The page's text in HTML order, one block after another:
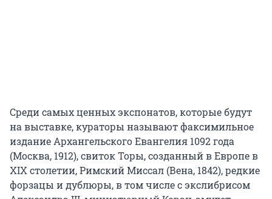
Среди самых ценных экспонатов, которые будут
на выставке, кураторы называют факсимильное
издание Архангельского Евангелия 1092 года
(Москва, 1912), свиток Торы, созданный в Европе в
XIX столетии, Римский Миссал (Вена, 1842), редкие
форзацы и дублюры, в том числе с экслибрисом